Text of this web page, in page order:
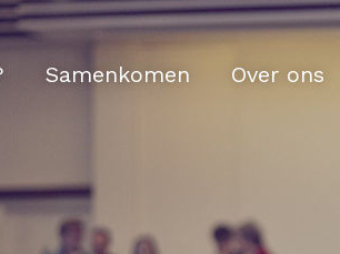
Samenkomen Over ons